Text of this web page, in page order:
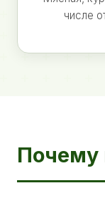
числе
Почему